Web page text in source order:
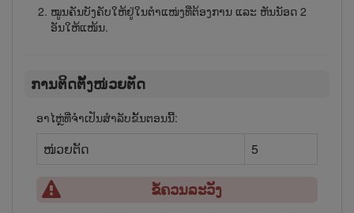
ໝູນ​ຄັນ​ບັງ​ຄັບໃຫ້ຢູ່ໃນຕຳແໜ່ງທີ່ຕ້ອງການ ແລະ ຫັນ​ນັອດ 2
ອັນໃຫ້ແໜ້ນ.
ການຕິດຕັ້ງໜ່ວຍຕັດ
ອາໄຫຼ່ທີ່ຈຳເປັນສຳລັບຂັ້ນຕອນນີ້:
ໜ່ວຍຕັດ 5
ຂໍ້ຄວນລະວັງ